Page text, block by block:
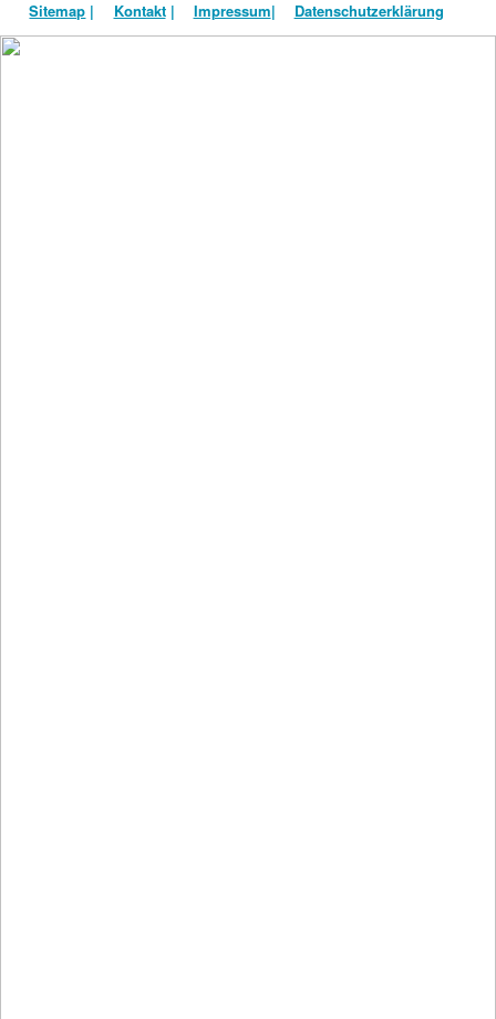
Sitemap | Kontakt| Impressum| Datenschutzerklärung